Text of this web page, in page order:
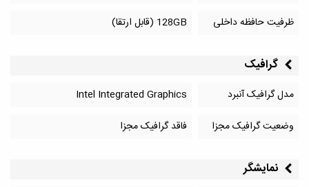
ظرفیت حافظه داخلی 128GB (قابل ارتقا)
گرافیک
مدل گرافیک آنبرد
Intel Integrated Graphics
وضعیت گرافیک مجزا
فاقد گرافیک مجزا
نمایشگر